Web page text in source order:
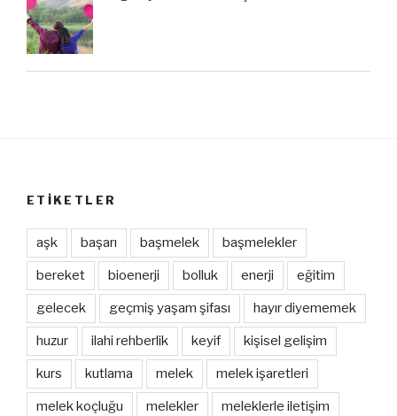
ETIKETLER
aşk başarı başmelek başmelekler
bereket bioenerji bolluk enerji eğitim
gelecek geçmiş yaşam şifası hayır diyememek
huzur ilahi rehberlik keyif kişisel gelişim
kurs kutlama melek melek işaretleri
melek koçluğu melekler meleklerle iletişim